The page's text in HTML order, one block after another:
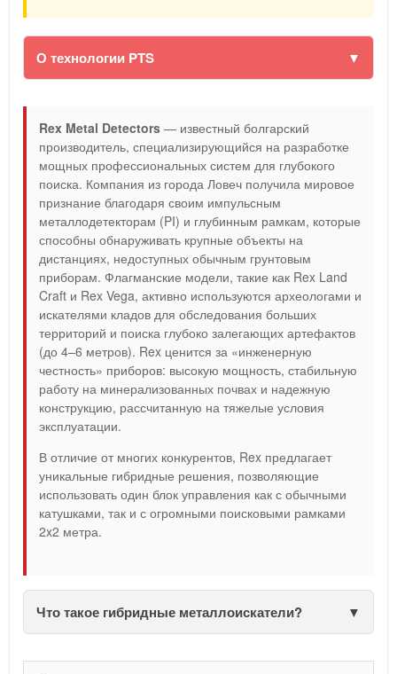
О технологии PTS
Rex Metal Detectors — известный болгарский
производитель, специализирующийся на разработке
мощных профессиональных систем для глубокого
поиска. Компания из города Ловеч получила мировое
признание благодаря своим импульсным
металлодетекторам (PI) и глубинным рамкам, которые
способны обнаруживать крупные объекты на
дистанциях, недоступных обычным грунтовым
приборам. Флагманские модели, такие как Rex Land
Craft и Rex Vega, активно используются археологами и
искателями кладов для обследования больших
территорий и поиска глубоко залегающих артефактов
(до 4–6 метров). Rex ценится за «инженерную
честность» приборов: высокую мощность, стабильную
работу на минерализованных почвах и надежную
конструкцию, рассчитанную на тяжелые условия
эксплуатации.
В отличие от многих конкурентов, Rex предлагает
уникальные гибридные решения, позволяющие
использовать один блок управления как с обычными
катушками, так и с огромными поисковыми рамками
2x2 метра.
Что такое гибридные металлоискатели?